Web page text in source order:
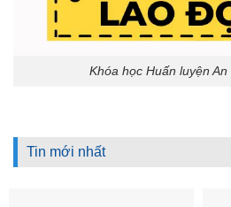
Khóa học Huấn luyện
Tin mới nhất